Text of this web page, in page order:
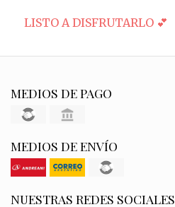
LISTO A DISFRUTARLO 💕
MEDIOS DE PAGO
MEDIOS DE ENVÍO
NUESTRAS REDES SOCIALES